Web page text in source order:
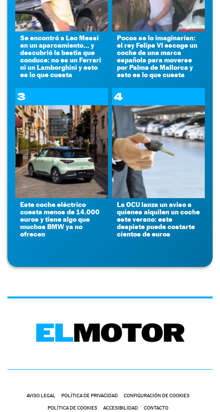
Se encontró a Leo Messi
en un aparcamiento... y
descubrió la bestia que
conduce: no es un Ferrari
ni un Lamborghini y esto
es lo que cuesta
Pocos se lo imaginarían:
el rey Felipe VI escoge un
coche de una marca
española para moverse
por Palma de Mallorca y
esto es lo que cuesta
3
Este coche eléctrico
cuesta menos de 14.000
euros y tiene algo que
muchos BMW ya no
ofrecen
4
La OCU lanza un aviso a
quienes alquilen un coche
este verano: este
despiste puede costarte
cientos de euros
AVISO LEGAL POLÍTICA DE PRIVACIDAD CONFIGURACIÓN DE COOKIES
POLÍTICA DE COOKIES ACCESIBILIDAD CONTACTO